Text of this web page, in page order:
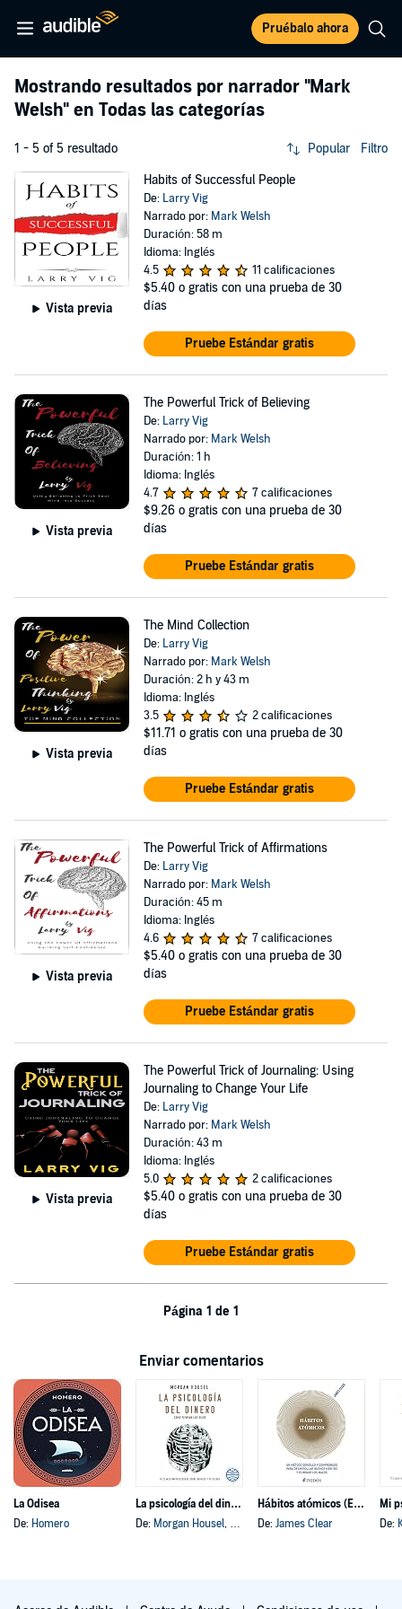
Pruébalo ahora
Mostrando resultados por narrador "Mark
Welsh" en Todas las categorías
1 - 5 of 5 resultado Popular Filtro
Vista previa
Habits of Successful People
De: Larry Vig
Narrado por: Mark Welsh
Duración: 58 m
Idioma: Inglés
4.5
11 calificaciones
$5.40 o gratis con una prueba de 30
días
Pruebe Estándar gratis
Vista previa
The Powerful Trick of Believing
De: Larry Vig
Narrado por: Mark Welsh
Duración: 1 h
Idioma: Inglés
4.7
7 calificaciones
$9.26 o gratis con una prueba de 30
días
Pruebe Estándar gratis
Vista previa
The Mind Collection
De: Larry Vig
Narrado por: Mark Welsh
Duración: 2 h y 43 m
Idioma: Inglés
3.5
2 calificaciones
$11.71 o gratis con una prueba de 30
días
Pruebe Estándar gratis
Vista previa
The Powerful Trick of Affirmations
De: Larry Vig
Narrado por: Mark Welsh
Duración: 45 m
Idioma: Inglés
4.6
7 calificaciones
$5.40 o gratis con una prueba de 30
días
Pruebe Estándar gratis
Vista previa
The Powerful Trick of Journaling: Using
Journaling to Change Your Life
De: Larry Vig
Narrado por: Mark Welsh
Duración: 43 m
Idioma: Inglés
5.0
2 calificaciones
$5.40 o gratis con una prueba de 30
días
Pruebe Estándar gratis
Página 1 de 1
Enviar comentarios
La Odisea
De: Homero
La psicología del dinero
De: Morgan Housel, y otros
Hábitos atómicos (Español neutro)
De: James Clear
Mi
De: